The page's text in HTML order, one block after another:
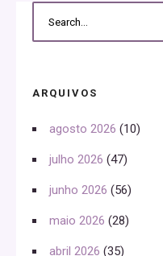
ARQUIVOS
agosto 2026 (10)
julho 2026 (47)
junho 2026 (56)
maio 2026 (28)
abril 2026 (35)